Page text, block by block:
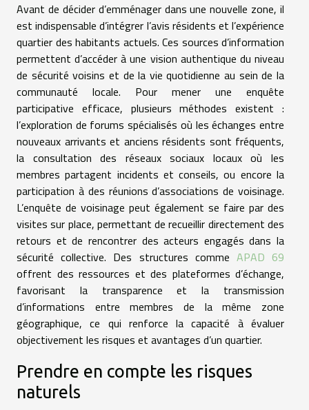
Avant de décider d’emménager dans une nouvelle zone, il
est indispensable d’intégrer l’avis résidents et l’expérience
quartier des habitants actuels. Ces sources d’information
permettent d’accéder à une vision authentique du niveau
de sécurité voisins et de la vie quotidienne au sein de la
communauté locale. Pour mener une enquête
participative efficace, plusieurs méthodes existent :
l’exploration de forums spécialisés où les échanges entre
nouveaux arrivants et anciens résidents sont fréquents,
la consultation des réseaux sociaux locaux où les
membres partagent incidents et conseils, ou encore la
participation à des réunions d’associations de voisinage.
L’enquête de voisinage peut également se faire par des
visites sur place, permettant de recueillir directement des
retours et de rencontrer des acteurs engagés dans la
sécurité collective. Des structures comme APAD 69
offrent des ressources et des plateformes d’échange,
favorisant la transparence et la transmission
d’informations entre membres de la même zone
géographique, ce qui renforce la capacité à évaluer
objectivement les risques et avantages d’un quartier.
Prendre en compte les risques
naturels